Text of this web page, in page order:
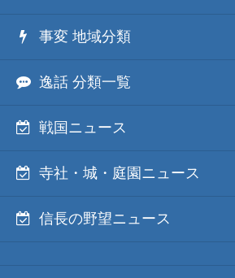
事変 地域分類
逸話 分類一覧
戦国ニュース
寺社・城・庭園ニュース
信長の野望ニュース